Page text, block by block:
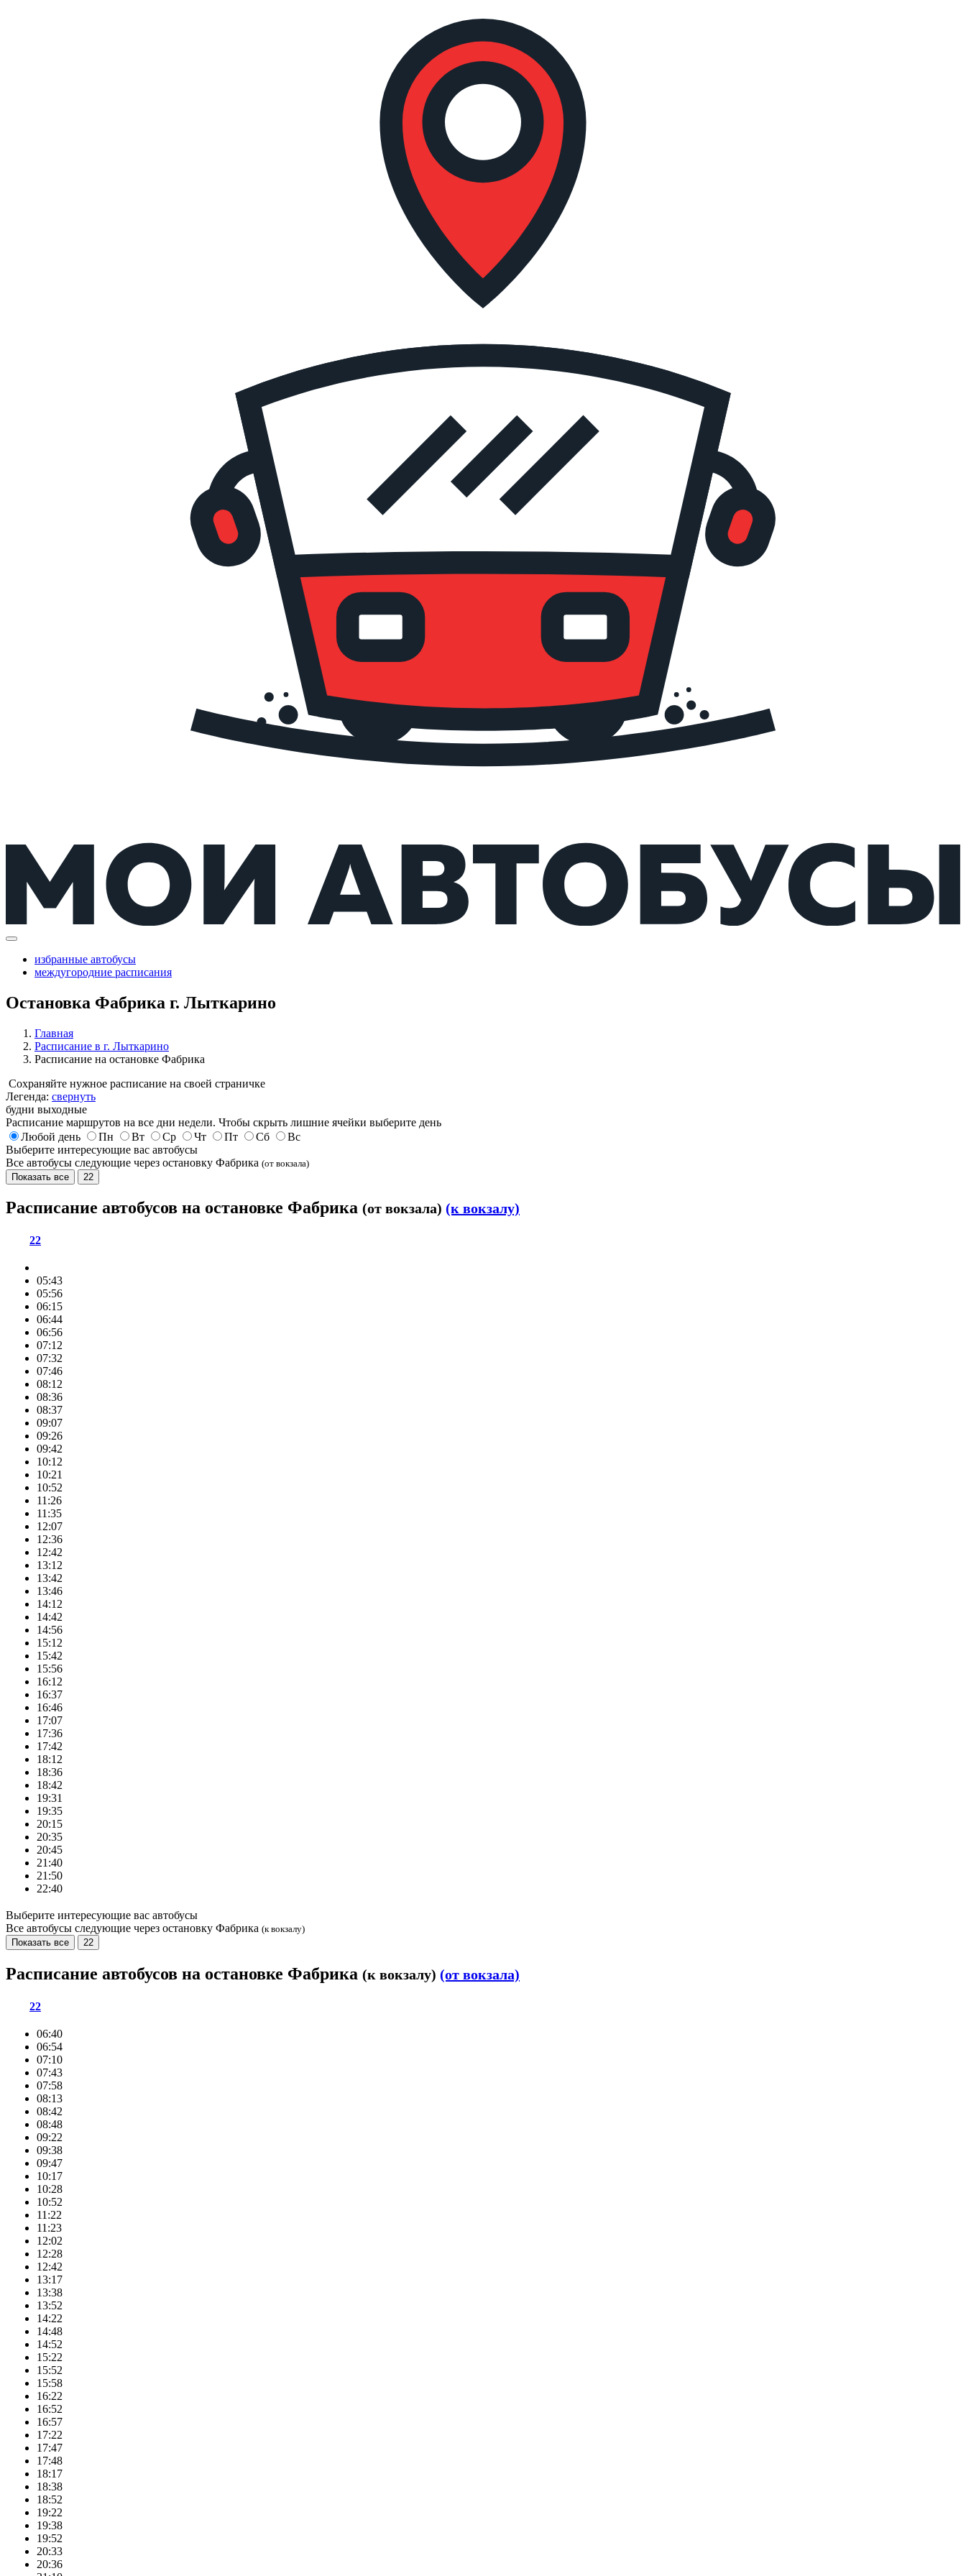
избранные автобусы
междугородние расписания
Остановка Фабрика г. Лыткарино
Главная
Расписание в г. Лыткарино
Расписание на остановке Фабрика
Сохраняйте нужное расписание на своей страничке
Легенда: свернуть
будни выходные
Расписание маршрутов на все дни недели. Чтобы скрыть лишние ячейки выберите день
Любой день
Пн Вт Ср Чт Пт Сб
Вс
Выберите интересующие вас автобусы
Все автобусы следующие через остановку Фабрика (от вокзала)
Показать все
22
Расписание автобусов на остановке Фабрика (от вокзала) (к вокзалу)
22
05:43
05:56
06:15
06:44
06:56
07:12
07:32
07:46
08:12
08:36
08:37
09:07
09:26
09:42
10:12
10:21
10:52
11:26
11:35
12:07
12:36
12:42
13:12
13:42
13:46
14:12
14:42
14:56
15:12
15:42
15:56
16:12
16:37
16:46
17:07
17:36
17:42
18:12
18:36
18:42
19:31
19:35
20:15
20:35
20:45
21:40
21:50
22:40
Выберите интересующие вас автобусы
Все автобусы следующие через остановку Фабрика (к вокзалу)
Показать все
22
Расписание автобусов на остановке Фабрика (к вокзалу) (от вокзала)
22
06:40
06:54
07:10
07:43
07:58
08:13
08:42
08:48
09:22
09:38
09:47
10:17
10:28
10:52
11:22
11:23
12:02
12:28
12:42
13:17
13:38
13:52
14:22
14:48
14:52
15:22
15:52
15:58
16:22
16:52
16:57
17:22
17:47
17:48
18:17
18:38
18:52
19:22
19:38
19:52
20:33
20:36